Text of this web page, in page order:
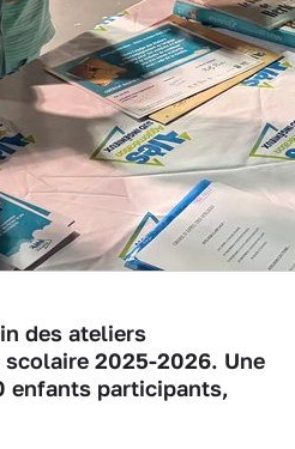
des ateliers
scolaire 2025-2026. Une
enfants participants,